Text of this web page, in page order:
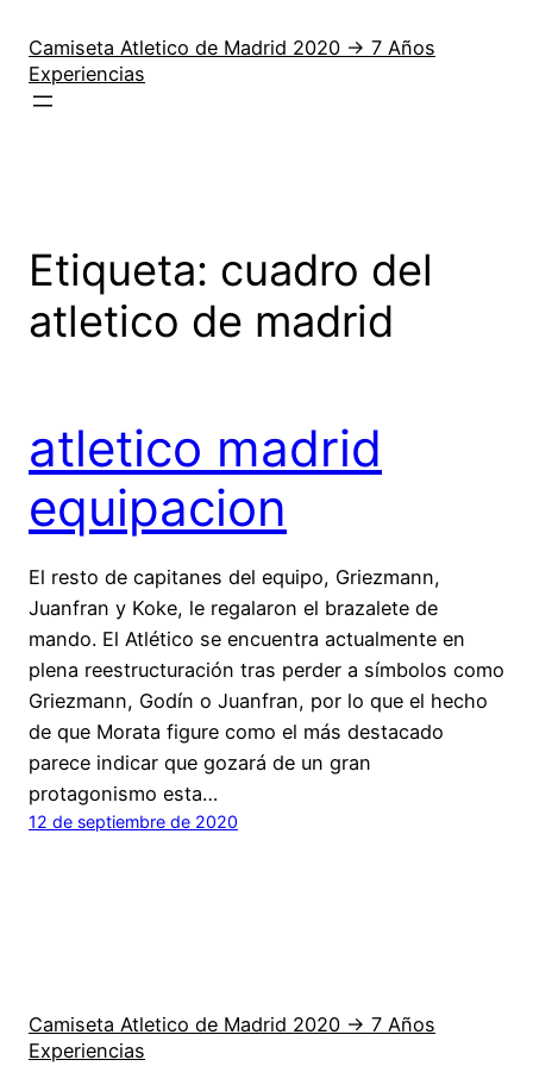
contenido
Camiseta Atletico de Madrid 2020 → 7 Años
Experiencias
Etiqueta: cuadro del
atletico de madrid
atletico madrid
equipacion
El resto de capitanes del equipo, Griezmann,
Juanfran y Koke, le regalaron el brazalete de
mando. El Atlético se encuentra actualmente en
plena reestructuración tras perder a símbolos como
Griezmann, Godín o Juanfran, por lo que el hecho
de que Morata figure como el más destacado
parece indicar que gozará de un gran
protagonismo esta…
12 de septiembre de 2020
Camiseta Atletico de Madrid 2020 → 7 Años
Experiencias